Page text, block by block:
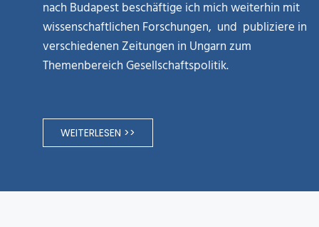
nach Budapest beschäftige ich mich weiterhin mit
wissenschaftlichen Forschungen, und publiziere in
verschiedenen Zeitungen in Ungarn zum
Themenbereich Gesellschaftspolitik.
WEITERLESEN >>